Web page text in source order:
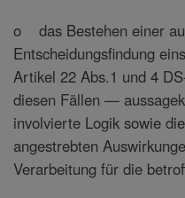
o das Bestehen einer
Entscheidungsfindung
Artikel 22 Abs.1 und 4
diesen Fällen —
involvierte Logik sowie
angestrebten
Verarbeitung für die